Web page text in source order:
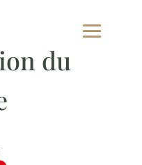
du